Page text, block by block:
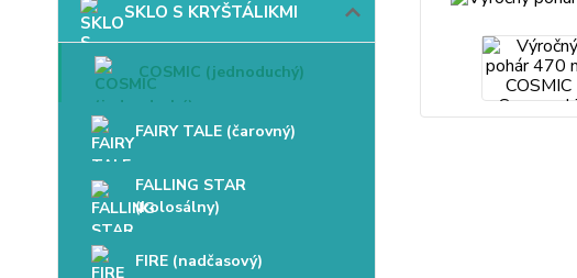
SKLO S KRYŠTÁLIKMI
COSMIC (jednoduchý)
FAIRY TALE (čarovný)
FALLING STAR
(kolosálny)
FIRE (nadčasový)